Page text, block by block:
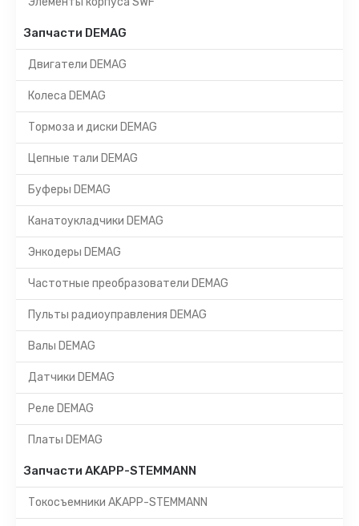
Запчасти DEMAG
Двигатели DEMAG
Колеса DEMAG
Тормоза и диски DEMAG
Цепные тали DEMAG
Буферы DEMAG
Канатоукладчики DEMAG
Энкодеры DEMAG
Частотные преобразователи DEMAG
Пульты радиоуправления DEMAG
Валы DEMAG
Датчики DEMAG
Реле DEMAG
Платы DEMAG
Запчасти AKAPP-STEMMANN
Токосъемники AKAPP-STEMMANN